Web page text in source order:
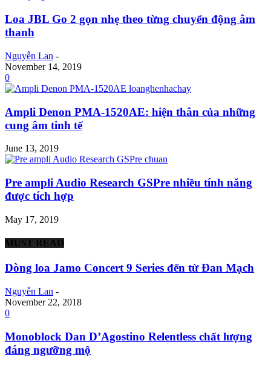
Loa JBL Go 2 gọn nhẹ theo từng chuyển động âm
thanh
Nguyễn Lan -
November 14, 2019
0
Ampli Denon PMA-1520AE: hiện thân của những
cung âm tinh tế
June 13, 2019
Pre ampli Audio Research GSPre nhiều tính năng
được tích hợp
May 17, 2019
MUST READ
Dòng loa Jamo Concert 9 Series đến từ Đan Mạch
Nguyễn Lan -
November 22, 2018
0
Monoblock Dan D’Agostino Relentless chất lượng
đáng ngưỡng mộ